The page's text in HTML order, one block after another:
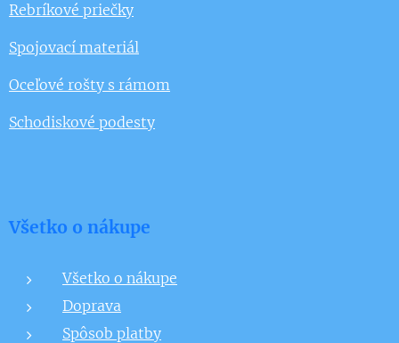
Rebríkové priečky
Spojovací materiál
Oceľové rošty s rámom
Schodiskové podesty
Všetko o nákupe
Všetko o nákupe
Doprava
Spôsob platby